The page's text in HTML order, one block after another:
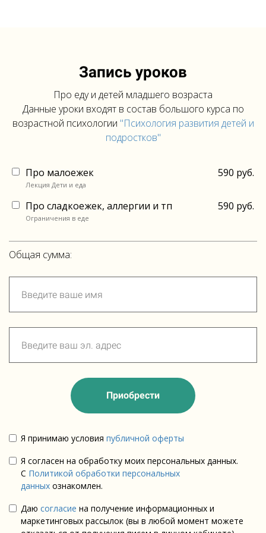
Запись уроков
Про еду и детей младшего возраста
Данные уроки входят в состав большого курса по
возрастной психологии "Психология развития детей и
подростков"
Про малоежек
Лекция Дети и еда
590 руб.
Про сладкоежек, аллергии и тп
Ограничения в еде
590 руб.
Общая сумма:
Приобрести
Я принимаю условия публичной оферты
Я согласен на обработку моих персональных данных.
С Политикой обработки персональных
данных ознакомлен.
Даю согласие на получение информационных и
маркетинговых рассылок (вы в любой момент можете